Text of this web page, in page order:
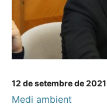
12 de setembre de 2021
Medi ambient